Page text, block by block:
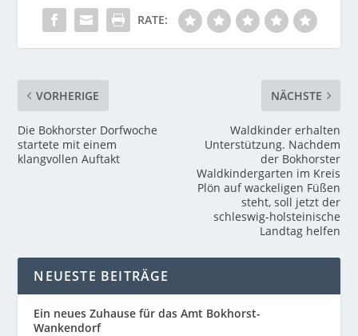
RATE:
VORHERIGE
Die Bokhorster Dorfwoche
startete mit einem
klangvollen Auftakt
NÄCHSTE
Waldkinder erhalten
Unterstützung. Nachdem
der Bokhorster
Waldkindergarten im Kreis
Plön auf wackeligen Füßen
steht, soll jetzt der
schleswig-holsteinische
Landtag helfen
NEUESTE BEITRÄGE
Ein neues Zuhause für das Amt Bokhorst-
Wankendorf